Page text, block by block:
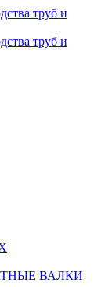
ВАЛКИ